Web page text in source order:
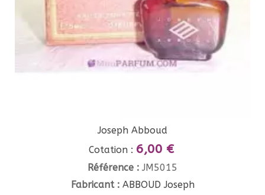
Joseph Abboud
Cotation : 6,00 €
Référence : JM5015
Fabricant : ABBOUD Joseph